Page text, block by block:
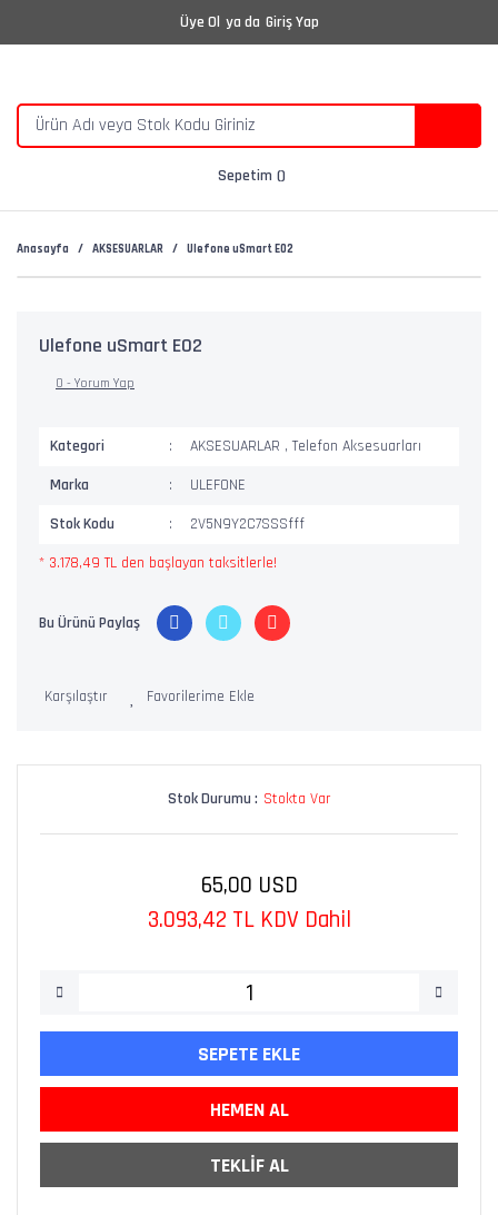
Üye Ol ya da Giriş Yap
Sepetim
Anasayfa AKSESUARLAR Ulefone uSmart E02
Ulefone uSmart E02
0 - Yorum Yap
Kategori AKSESUARLAR ,Telefon Aksesuarları
Marka
ULEFONE
Stok Kodu
2V5N9Y2C7SSSfff
* 3.178,49 TL den başlayan taksitlerle!
Bu Ürünü Paylaş
Karşılaştır
Stok Durumu : Stokta Var
65,00 USD
3.093,42 TL KDV Dahil
SEPETE EKLE
HEMEN AL
TEKLİF AL